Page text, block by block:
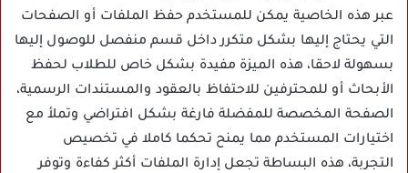
عبر هذه الخاصية يمكن للمستخدم حفظ الملفات أو الصفحات
التي يحتاج إليها بشكل متكرر داخل قسم منفصل للوصول إليها
بسهولة لاحقا، هذه الميزة مفيدة بشكل خاص للطلاب لحفظ
الأبحاث أو للمحترفين للاحتفاظ بالعقود والمستندات الرسمية،
الصفحة المخصصة للمفضلة فارغة بشكل افتراضي وتملأ مع
اختيارات المستخدم مما يمنح تحكما كاملا في تخصيص
التجربة، هذه البساطة تجعل إدارة الملفات أكثر كفاءة وتوفر